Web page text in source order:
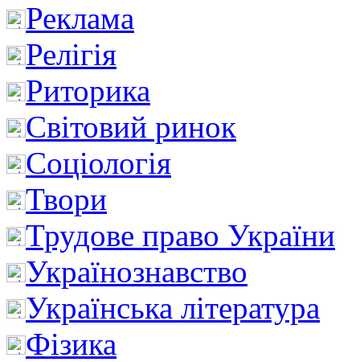
Реклама
Релігія
Риторика
Світовий ринок
Соціологія
Твори
Трудове право України
Українознавство
Українська література
Фізика